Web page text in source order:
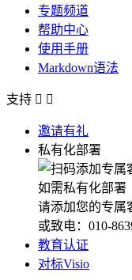
专题频道
帮助中心
使用手册
Markdown语法
支持  
邀请有礼
私有化部署
如需私有化部署
请添加您的专属
或致电：010-
教育认证
对标Visio